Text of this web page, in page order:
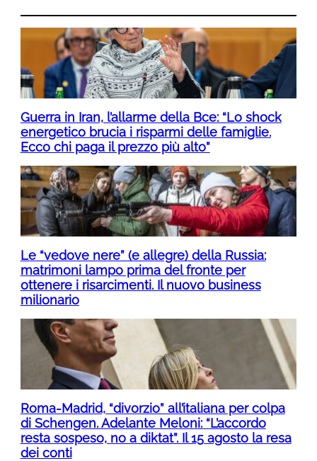
Guerra in Iran, l’allarme della Bce: “Lo shock
energetico brucia i risparmi delle famiglie.
Ecco chi paga il prezzo più alto”
Le “vedove nere” (e allegre) della Russia:
matrimoni lampo prima del fronte per
ottenere i risarcimenti. Il nuovo business
milionario
Roma-Madrid, “divorzio” all’italiana per colpa
di Schengen. Adelante Meloni: “L’accordo
resta sospeso, no a diktat”. Il 15 agosto la resa
dei conti